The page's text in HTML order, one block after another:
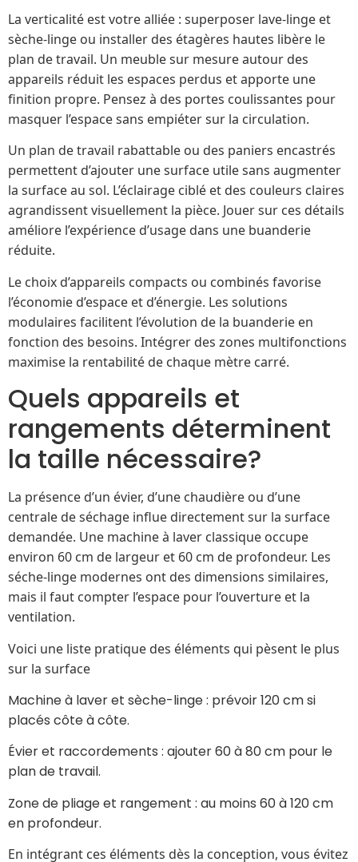
La verticalité est votre alliée : superposer lave-linge et
sèche-linge ou installer des étagères hautes libère le
plan de travail. Un meuble sur mesure autour des
appareils réduit les espaces perdus et apporte une
finition propre. Pensez à des portes coulissantes pour
masquer l’espace sans empiéter sur la circulation.
Un plan de travail rabattable ou des paniers encastrés
permettent d’ajouter une surface utile sans augmenter
la surface au sol. L’éclairage ciblé et des couleurs claires
agrandissent visuellement la pièce. Jouer sur ces détails
améliore l’expérience d’usage dans une buanderie
réduite.
Le choix d’appareils compacts ou combinés favorise
l’économie d’espace et d’énergie. Les solutions
modulaires facilitent l’évolution de la buanderie en
fonction des besoins. Intégrer des zones multifonctions
maximise la rentabilité de chaque mètre carré.
Quels appareils et
rangements déterminent
la taille nécessaire?
La présence d’un évier, d’une chaudière ou d’une
centrale de séchage influe directement sur la surface
demandée. Une machine à laver classique occupe
environ 60 cm de largeur et 60 cm de profondeur. Les
séche-linge modernes ont des dimensions similaires,
mais il faut compter l’espace pour l’ouverture et la
ventilation.
Voici une liste pratique des éléments qui pèsent le plus
sur la surface
Machine à laver et sèche-linge : prévoir 120 cm si
placés côte à côte.
Évier et raccordements : ajouter 60 à 80 cm pour le
plan de travail.
Zone de pliage et rangement : au moins 60 à 120 cm
en profondeur.
En intégrant ces éléments dès la conception, vous évitez